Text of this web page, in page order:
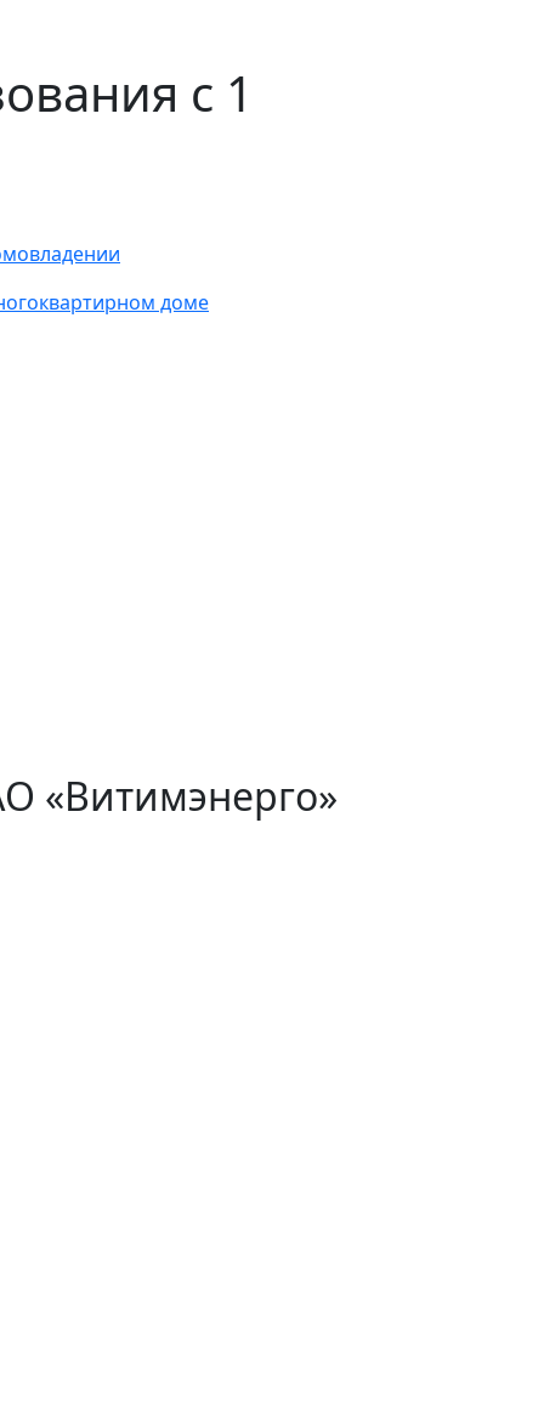
с 1
доме
«Витимэнерго»